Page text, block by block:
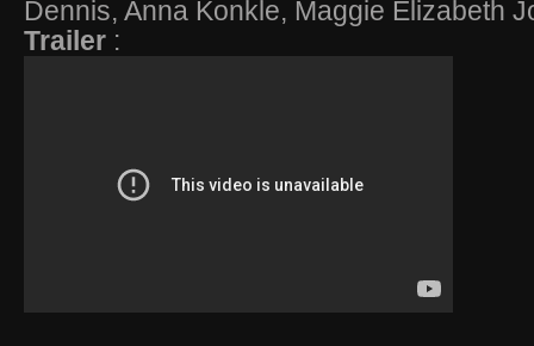
Dennis, Anna Konkle, Maggie Elizabeth
Trailer :